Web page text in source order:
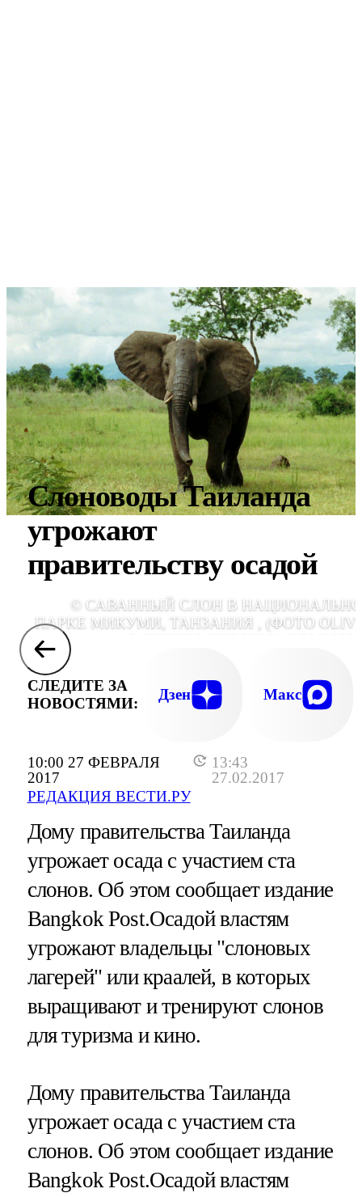
10:00 27 ФЕВРАЛЯ
2017
13:43
27.02.2017
РЕДАКЦИЯ ВЕСТИ.РУ
Слоноводы Таиланда
угрожают
правительству осадой
© САВАННЫЙ СЛОН В
ПАРКЕ МИКУМИ, ТАНЗАНИЯ , (ФОТО
СЛЕДИТЕ ЗА
НОВОСТЯМИ:
Дзен Макс
Дому правительства Таиланда
угрожает осада с участием ста
слонов. Об этом сообщает издание
Bangkok Post.Осадой властям
угрожают владельцы "слоновых
лагерей" или краалей, в которых
выращивают и тренируют слонов
для туризма и кино.
Дому правительства Таиланда
угрожает осада с участием ста
слонов. Об этом сообщает издание
Bangkok Post.Осадой властям